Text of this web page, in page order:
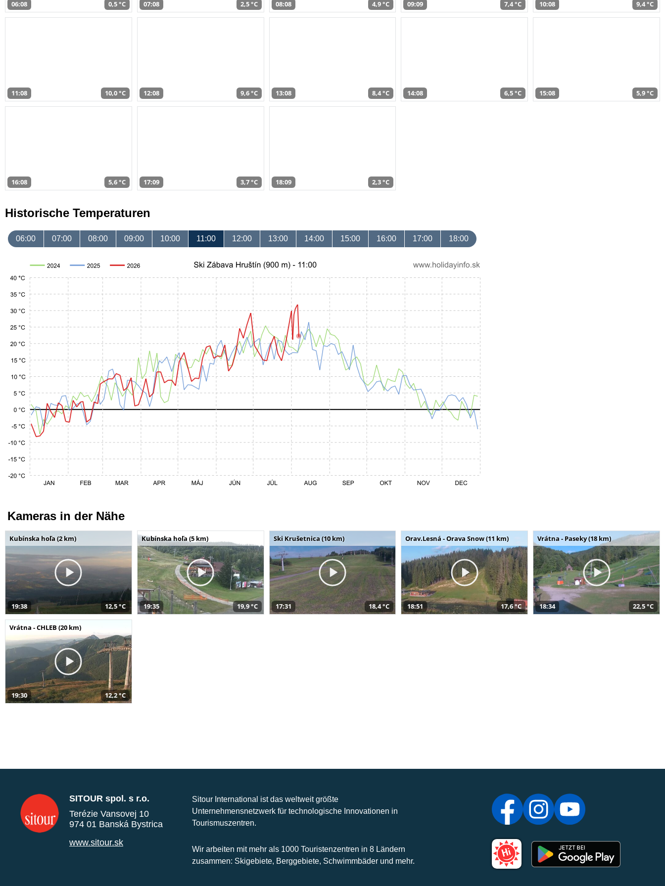
06:08 0,5 °C 07:08 2,5 °C 08:08 4,9 °C 09:09 7,4 °C 10:08 9,4 °C
11:08 10,0 °C 12:08 9,6 °C 13:08 8,4 °C 14:08 6,5 °C 15:08 5,9 °C
16:08 5,6 °C 17:09 3,7 °C 18:09 2,3 °C
Historische Temperaturen
06:00 07:00 08:00 09:00 10:00 11:00 12:00 13:00 14:00 15:00 16:00 17:00 18:00
Kameras in der Nähe
Kubínska hoľa (2 km)
19:38 12,5 °C
Kubínska hoľa (5 km)
19:35 19,9 °C
Ski Krušetnica (10 km)
17:31 18,4 °C
Orav.Lesná - Orava Snow (11 km)
18:51 17,6 °C
Vrátna - Paseky (18 km)
18:34 22,5 °C
Vrátna - CHLEB (20 km)
19:30 12,2 °C
SITOUR spol. s r.o.
Terézie Vansovej 10
974 01 Banská Bystrica
www.sitour.sk
Sitour International ist das weltweit größte
Unternehmensnetzwerk für technologische Innovationen in
Tourismuszentren.
Wir arbeiten mit mehr als 1000 Touristenzentren in 8 Ländern
zusammen: Skigebiete, Berggebiete, Schwimmbäder und mehr.